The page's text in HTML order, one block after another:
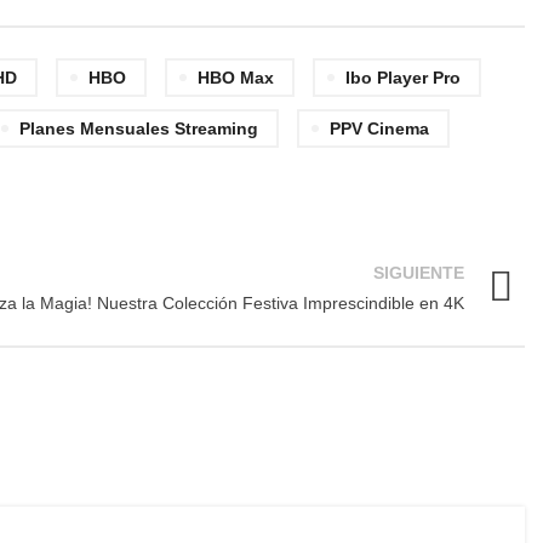
HBO HBO Max Ibo Player Pro
Planes Mensuales Streaming PPV Cinema
SIGUIENTE
la Magia! Nuestra Colección Festiva Imprescindible en 4K